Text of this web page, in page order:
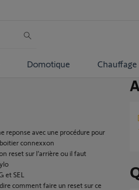
Domotique Chauffage
reponse avec une procédure pour
connexxon
reset sur l’arrière ou il faut
et SEL
comment faire un reset sur ce